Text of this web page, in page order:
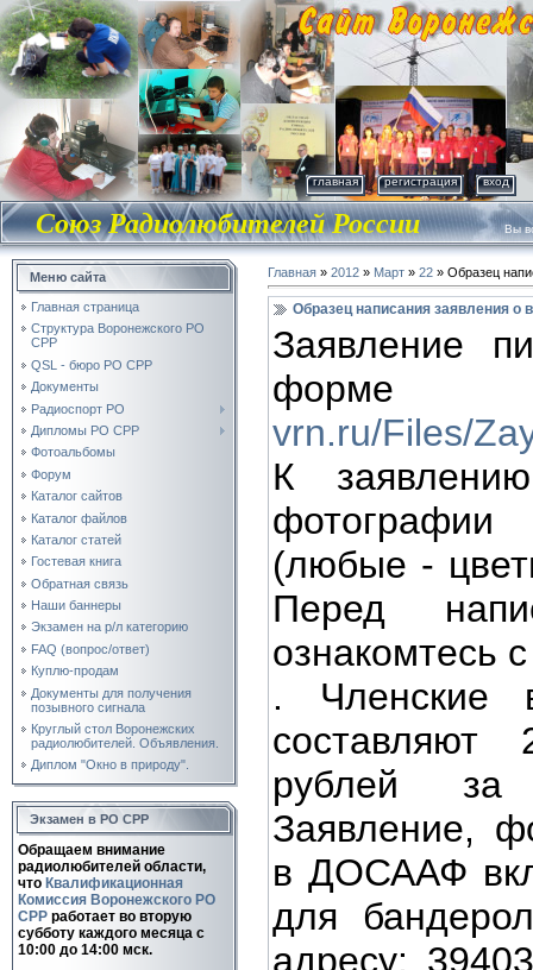
главная регистрация вход
Союз Радиолюбителей России Вы
Меню сайта
Главная страница
Структура Воронежского РО
СРР
QSL - бюро РО СРР
Документы
Радиоспорт РО
Дипломы РО СРР
Фотоальбомы
Форум
Каталог сайтов
Каталог файлов
Каталог статей
Гостевая книга
Обратная связь
Наши баннеры
Экзамен на р/л категорию
FAQ (вопрос/ответ)
Куплю-продам
Документы для получения
позывного сигнала
Круглый стол Воронежских
радиолюбителей. Объявления.
Диплом "Окно в природу".
Экзамен в РО СРР
Обращаем внимание
радиолюбителей области,
что Квалификационная
Комиссия Воронежского РО
СРР работает во вторую
субботу каждого месяца c
10:00 до 14:00 мск.
Главная » 2012 » Март » 22 » Образец
Образец написания заявления
Заявление
vrn.ru/Files/
К
(любые -
Перед
ознакомтесь
. Членские
рублей за
Заявление,
в ДОСААФ
для
адресу: